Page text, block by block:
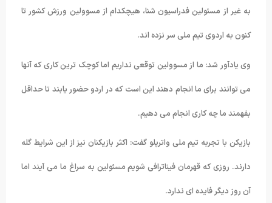
به غیر از مسئولین فدراسیون شنا، هیچکدام از مسوولین ورزش کشور تا
کنون به اردوی تیم ملی سر نزده اند.
وی یادآور شد: ما از مسوولین توقعی نداریم اما کوچک ترین کاری که آنها
می توانند برای ما انجام دهند این است که در اردو حضور یابند تا حداقل
بفهمند ما چه کاری انجام می دهیم.
بازیکن با تجربه تیم ملی واترپلو گفت: اکثر بازیکنان نیز از این شرایط گله
دارند. روزی که قهرمان فیناترافی شویم مسئولین به سراغ ما می آیند اما
آن روز دیگر فایده ای ندارد.